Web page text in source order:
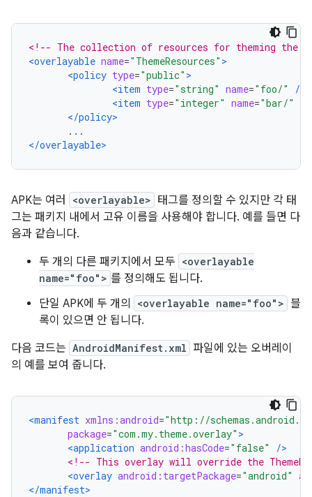
<!-- The collection of resources for theming the
<overlayable name="ThemeResources" >
<policy type="public" >
<item type="string" name="foo/"
/>
<item type="integer" name="bar/"
</policy>
...
</overlayable>
APK는 여러 <overlayable> 태그를 정의할 수 있지만 각 태
그는 패키지 내에서 고유 이름을 사용해야 합니다. 예를 들면 다
음과 같습니다.
두 개의 다른 패키지에서 모두 <overlayable
name="foo"> 를 정의해도 됩니다.
단일 APK에 두 개의
<overlayable name="foo"> 블
록이 있으면 안 됩니다.
다음 코드는 AndroidManifest.xml 파일에 있는 오버레이
의 예를 보여 줍니다.
<manifest xmlns:android="http://
package="com.my.theme.overlay" >
<application android:hasCode="false"
/>
<!-- This overlay will override the
<overlay android:targetPackage="android"
</manifest>